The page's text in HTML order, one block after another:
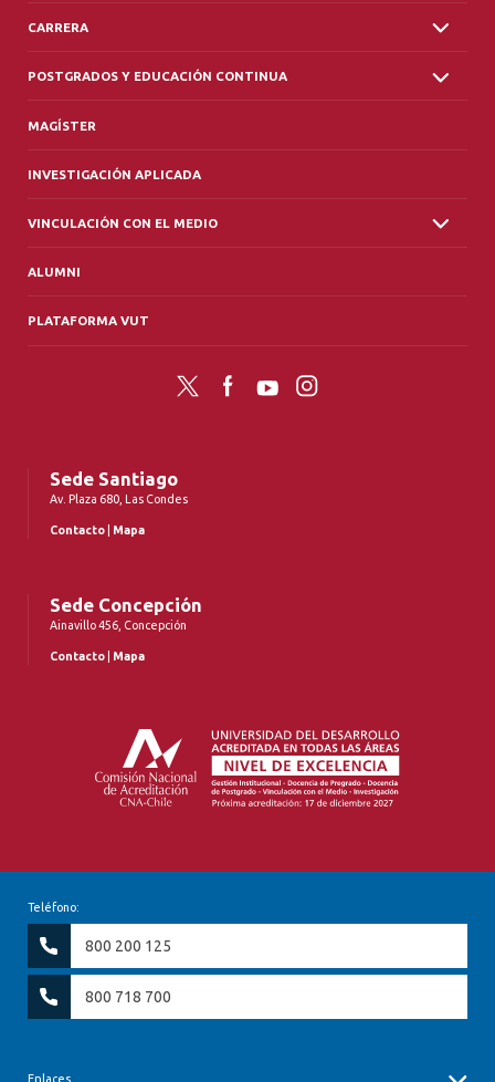
CARRERA
POSTGRADOS Y EDUCACIÓN CONTINUA
MAGÍSTER
INVESTIGACIÓN APLICADA
VINCULACIÓN CON EL MEDIO
ALUMNI
PLATAFORMA VUT
Twitter FacebookYouTubeInstagram
Sede Santiago
Av. Plaza 680, Las Condes
Contacto Mapa
Sede Concepción
Ainavillo 456, Concepción
Contacto Mapa
Teléfono:
800 200 125
800 718 700
Enlaces